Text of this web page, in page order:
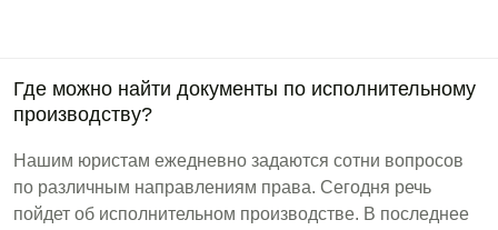
Где можно найти документы по исполнительному
производству?
Нашим юристам ежедневно задаются сотни вопросов
по различным направлениям права. Сегодня речь
пойдет об исполнительном производстве. В последнее